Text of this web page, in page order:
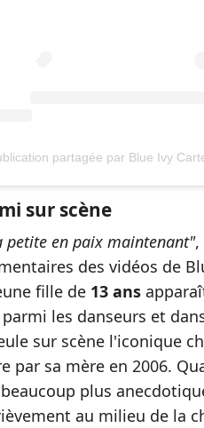
partagée par Blue Ivy
sur scène
petite en paix maintenant",
des vidéos de
fille de 13 ans
les danseurs et
sur scène l'iconique
par sa mère en 2006.
plus
au milieu de la